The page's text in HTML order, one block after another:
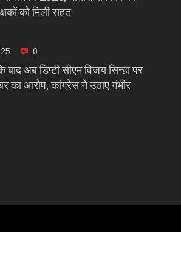
को मिली राहत
0
अब डिप्टी सीएम विजय सिन्हा पर
का आरोप, कांग्रेस ने उठाए गंभीर